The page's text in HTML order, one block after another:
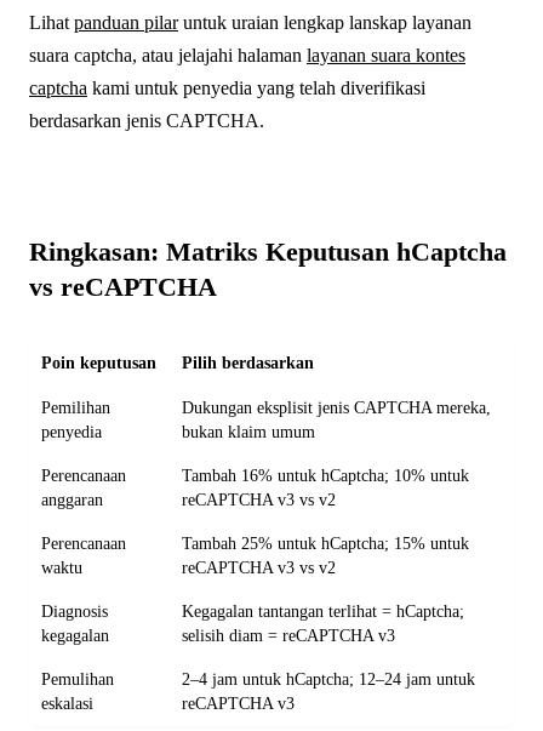
Lihat panduan pilaruntuk uraian lengkap lanskap layanan
suara captcha, atau jelajahi halaman layanan suara kontes
captcha kami untuk penyedia yang telah diverifikasi
berdasarkan jenis CAPTCHA.
Ringkasan: Matriks Keputusan hCaptcha
vs reCAPTCHA
Poin keputusan Pilih berdasarkan
Pemilihan
penyedia
Dukungan eksplisit jenis CAPTCHA mereka,
bukan klaim umum
Perencanaan
anggaran
Tambah 16% untuk hCaptcha; 10% untuk
reCAPTCHA v3 vs v2
Perencanaan
waktu
Tambah 25% untuk hCaptcha; 15% untuk
reCAPTCHA v3 vs v2
Diagnosis
kegagalan
Kegagalan tantangan terlihat = hCaptcha;
selisih diam = reCAPTCHA v3
Pemulihan
eskalasi
2–4 jam untuk hCaptcha; 12–24 jam untuk
reCAPTCHA v3